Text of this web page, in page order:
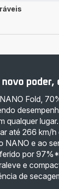
novo
Fold,
qualquer
até 266 km/
NANO e ao
por
e
de